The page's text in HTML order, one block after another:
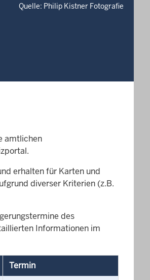
Quelle: Philip Kistner Fotografie
amtlichen
erhalten für Karten und
diverser Kriterien (z.B.
des
Informationen im
Termin